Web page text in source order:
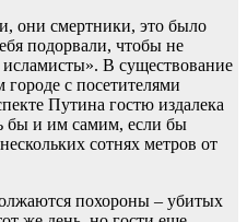
они смертники, это было
подорвали, чтобы не
В существование
с посетителями
Путина гостю издалека
бы и им самим, если бы
сотнях метров от
похороны – убитых